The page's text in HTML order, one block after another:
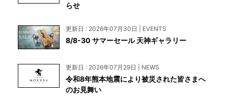
らせ
更新日 : 2026年07月30日 | EVENTS
8/8-30 サマーセール 天神ギャラリー
更新日 : 2026年07月29日 | NEWS
令和8年熊本地震により被災された皆さまへ
のお見舞い